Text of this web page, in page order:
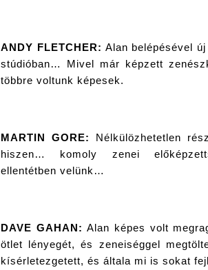
ANDY FLETCHER: Alan belépésével
stúdióban… Mivel már képzett
többre voltunk képesek.
MARTIN GORE:
Nélkülözhetetlen
hiszen… komoly zenei
ellentétben velünk…
DAVE GAHAN: Alan képes volt
ötlet lényegét, és zeneiséggel
kísérletezgetett, és általa mi is sokat